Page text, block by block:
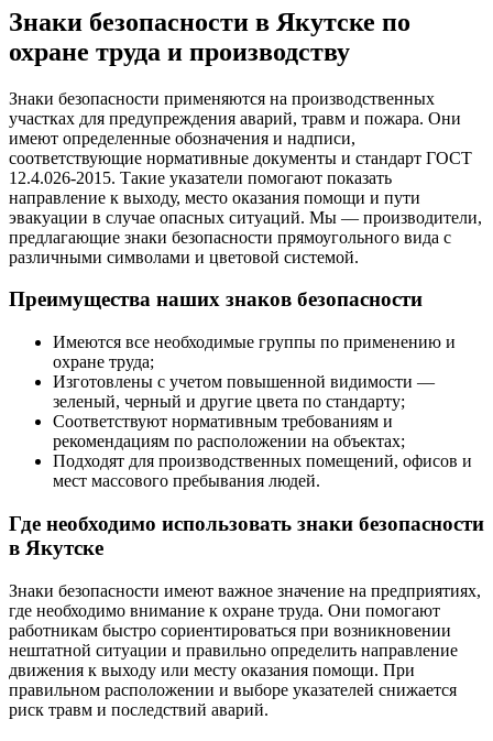
Знаки безопасности в Якутске по
охране труда и производству
Знаки безопасности применяются на производственных
участках для предупреждения аварий, травм и пожара. Они
имеют определенные обозначения и надписи,
соответствующие нормативные документы и стандарт ГОСТ
12.4.026-2015. Такие указатели помогают показать
направление к выходу, место оказания помощи и пути
эвакуации в случае опасных ситуаций. Мы — производители,
предлагающие знаки безопасности прямоугольного вида с
различными символами и цветовой системой.
Преимущества наших знаков безопасности
Имеются все необходимые группы по применению и
охране труда;
Изготовлены с учетом повышенной видимости —
зеленый, черный и другие цвета по стандарту;
Соответствуют нормативным требованиям и
рекомендациям по расположении на объектах;
Подходят для производственных помещений, офисов и
мест массового пребывания людей.
Где необходимо использовать знаки безопасности
в Якутске
Знаки безопасности имеют важное значение на предприятиях,
где необходимо внимание к охране труда. Они помогают
работникам быстро сориентироваться при возникновении
нештатной ситуации и правильно определить направление
движения к выходу или месту оказания помощи. При
правильном расположении и выборе указателей снижается
риск травм и последствий аварий.